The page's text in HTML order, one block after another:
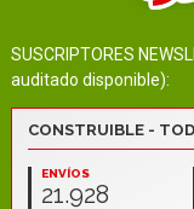
SUSCRIPTORES
auditado disponible):